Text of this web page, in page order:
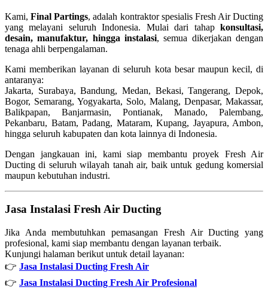
Kami,Final Partings, adalah kontraktor spesialis Fresh Air Ducting
yang melayani seluruh Indonesia. Mulai dari tahap konsultasi,
desain, manufaktur, hingga instalasi, semua dikerjakan dengan
tenaga ahli berpengalaman.
Kami memberikan layanan di seluruh kota besar maupun kecil, di
antaranya:
Jakarta, Surabaya, Bandung, Medan, Bekasi, Tangerang, Depok,
Bogor, Semarang, Yogyakarta, Solo, Malang, Denpasar, Makassar,
Balikpapan, Banjarmasin, Pontianak, Manado, Palembang,
Pekanbaru, Batam, Padang, Mataram, Kupang, Jayapura, Ambon,
hingga seluruh kabupaten dan kota lainnya di Indonesia.
Dengan jangkauan ini, kami siap membantu proyek Fresh Air
Ducting di seluruh wilayah tanah air, baik untuk gedung komersial
maupun kebutuhan industri.
Jasa Instalasi Fresh Air Ducting
Jika Anda membutuhkan pemasangan Fresh Air Ducting yang
profesional, kami siap membantu dengan layanan terbaik.
Kunjungi halaman berikut untuk detail layanan:
👉 Jasa Instalasi Ducting Fresh Air
👉 Jasa Instalasi Ducting Fresh Air Profesional